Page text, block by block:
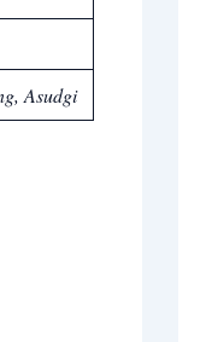
Asudgi